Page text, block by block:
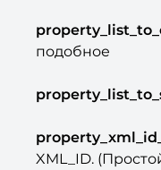
подобное
XML_ID.